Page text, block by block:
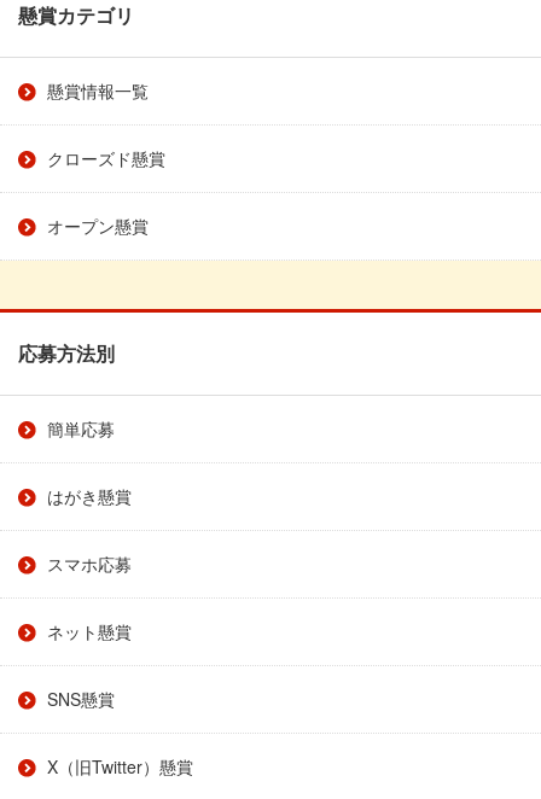
懸賞カテゴリ
懸賞情報一覧
クローズド懸賞
オープン懸賞
応募方法別
簡単応募
はがき懸賞
スマホ応募
ネット懸賞
SNS懸賞
X（旧Twitter）懸賞